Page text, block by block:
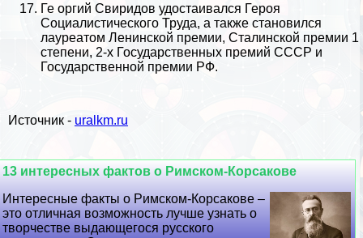
Источник - uralkm.ru
Ге opгий Свиридов удостаивался Героя
Социалистического Труда, а также становился
лауреатом Ленинской премии, Сталинской премии 1
степени, 2-х Государственных премий СССР и
Государственной премии РФ.
13 интересных фактов о Римском-Корсакове
Интересные факты о Римском-Корсакове –
это отличная возможность лучше узнать о
творчестве выдающегося русского